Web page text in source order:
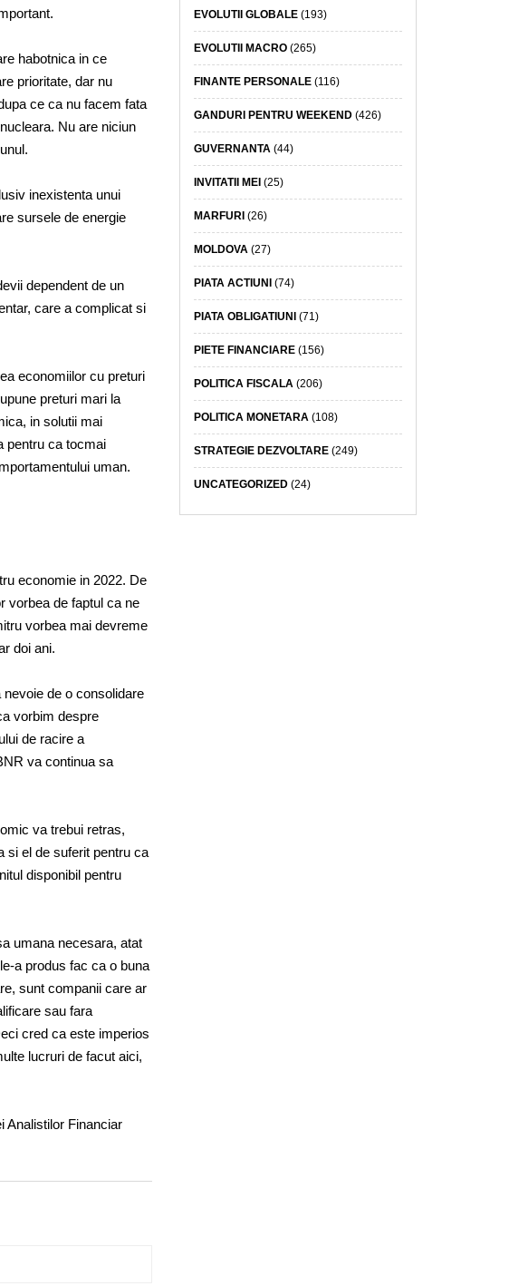
habotnica in ce
prioritate, dar nu
ce ca nu facem fata
Nu are niciun
inexistenta unui
sursele de energie
dependent de un
care a complicat si
economiilor cu preturi
preturi mari la
in solutii mai
pentru ca tocmai
uman.
economie in 2022. De
vorbea de faptul ca ne
vorbea mai devreme
doi ani.
de o consolidare
vorbim despre
de racire a
va continua sa
va trebui retras,
si el de suferit pentru ca
disponibil pentru
umana necesara, atat
a produs fac ca o buna
sunt companii care ar
sau fara
cred ca este imperios
lucruri de facut aici,
Analistilor Financiar
EVOLUTII GLOBALE(193)
EVOLUTII MACRO(265)
FINANTE PERSONALE(116)
GANDURI PENTRU WEEKEND(426)
GUVERNANTA (44)
INVITATII MEI(25)
MARFURI(26)
MOLDOVA (27)
PIATA ACTIUNI(74)
PIATA OBLIGATIUNI(71)
PIETE FINANCIARE(156)
POLITICA FISCALA (206)
POLITICA MONETARA (108)
STRATEGIE DEZVOLTARE(249)
UNCATEGORIZED(24)